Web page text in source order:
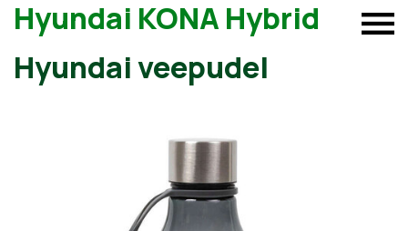
Hyundai KONA Hybrid
Hyundai veepudel